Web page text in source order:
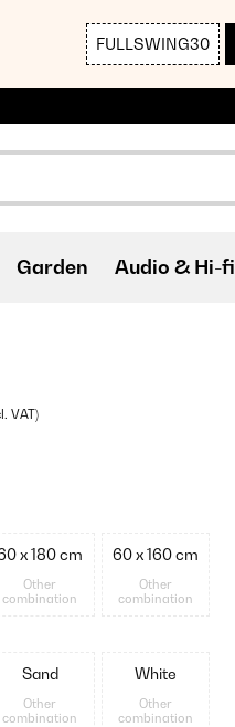
FULLSWING30
Garden Audio & Hi-fi
VAT)
x 180 cm
Other
combination
60 x 160 cm
Other
combination
Sand
Other
combination
White
Other
combination